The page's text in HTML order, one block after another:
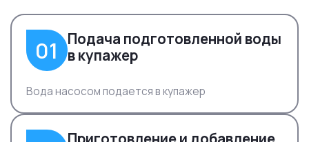
01
Подача подготовленной воды
в купажер
Вода насосом подается в купажер